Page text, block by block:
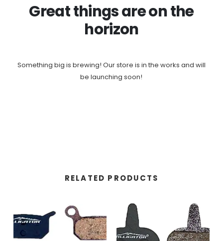
Great things are on the
horizon
Something big is brewing! Our store is in the works and will
be launching soon!
RELATED PRODUCTS